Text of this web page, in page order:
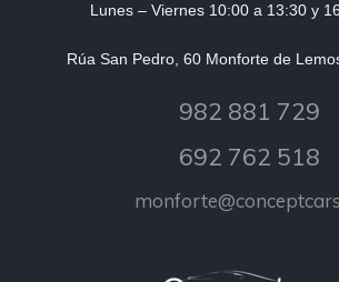
Lunes – Viernes 10:00 a 13:30 y
Rúa San Pedro, 60 Monforte de
982 881 729
692 762 518